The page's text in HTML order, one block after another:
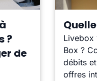
?
de
Quelle
Livebox ?
Box ?
débits et
offres